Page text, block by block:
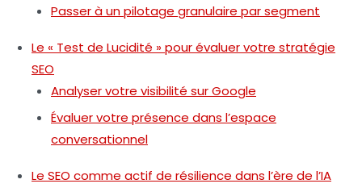
Passer à un pilotage granulaire par segment
Le « Test de Lucidité » pour évaluer votre stratégie
SEO
Analyser votre visibilité sur Google
Évaluer votre présence dans l’espace
conversationnel
Le SEO comme actif de résilience dans l’ère de l’IA